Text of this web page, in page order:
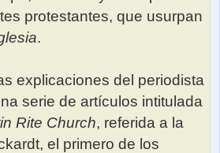
protestantes, que usurpan
.
explicaciones del periodista
serie de artículos intitulada
Rite Church, referida a la
el primero de los